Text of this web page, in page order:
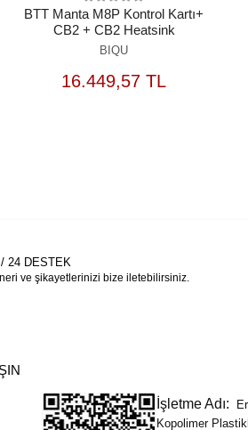
BTT Manta M8P Kontrol Kartı+
CB2 + CB2 Heatsink
BIQU
16.449,57 TL
SEPETE
EKLE
24 DESTEK
ve şikayetlerinizi bize iletebilirsiniz.
İşletme Adı:
Kopolimer